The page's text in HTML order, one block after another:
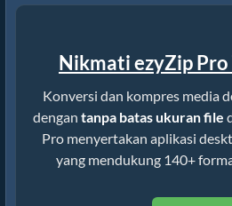
Nikmati ezyZip Pro
Konversi dan kompres media
dengan tanpa batas ukuran file
Pro menyertakan aplikasi
yang mendukung 140+